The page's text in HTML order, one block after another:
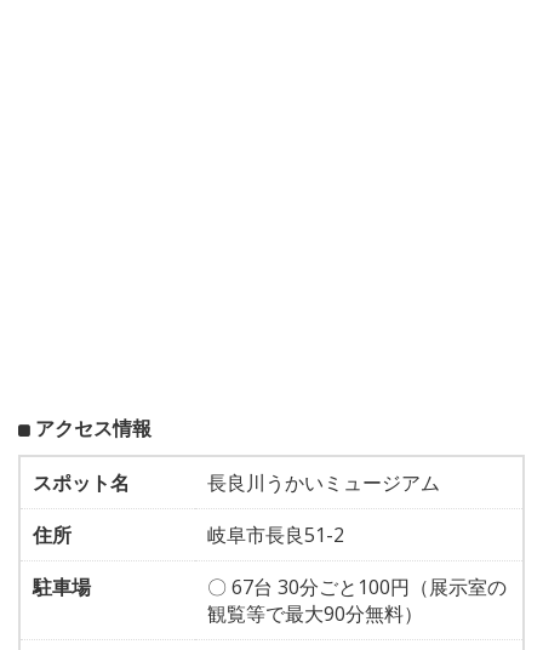
アクセス情報
スポット名
長良川うかいミュージアム
住所
岐阜市長良51-2
駐車場
〇 67台 30分ごと100円（展示室の
観覧等で最大90分無料）